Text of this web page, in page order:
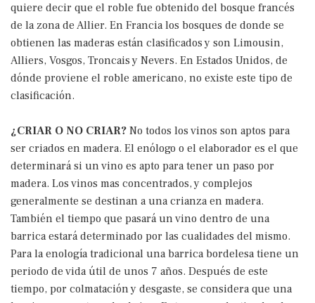
quiere decir que el roble fue obtenido del bosque francés
de la zona de Allier. En Francia los bosques de donde se
obtienen las maderas están clasificados y son Limousin,
Alliers, Vosgos, Troncais y Nevers. En Estados Unidos, de
dónde proviene el roble americano, no existe este tipo de
clasificación.
¿CRIAR O NO CRIAR? No todos los vinos son aptos para
ser criados en madera. El enólogo o el elaborador es el que
determinará si un vino es apto para tener un paso por
madera. Los vinos mas concentrados, y complejos
generalmente se destinan a una crianza en madera.
También el tiempo que pasará un vino dentro de una
barrica estará determinado por las cualidades del mismo.
Para la enología tradicional una barrica bordelesa tiene un
periodo de vida útil de unos 7 años. Después de este
tiempo, por colmatación y desgaste, se considera que una